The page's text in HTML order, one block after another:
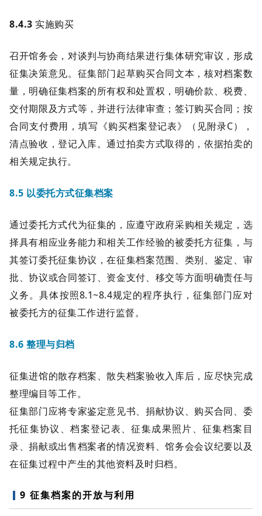
8.4.3 实施购买
召开馆务会，对谈判与协商结果进行集体研究审议，形成
征集决策意见。征集部门起草购买合同文本，核对档案数
量，明确征集档案的所有权和处置权，明确价款、税费、
交付期限及方式等，并进行法律审查；签订购买合同；按
合同支付费用，填写《购买档案登记表》（见附录C），
清点验收，登记入库。通过拍卖方式取得的，依据拍卖的
相关规定执行。
8.5 以委托方式征集档案
通过委托方式代为征集的，应遵守政府采购相关规定，选
择具有相应业务能力和相关工作经验的被委托方征集，与
其签订委托征集协议，在征集档案范围、类别、鉴定、审
批、协议或合同签订、资金支付、移交等方面明确责任与
义务。具体按照8.1~8.4规定的程序执行，征集部门应对
被委托方的征集工作进行监督。
8.6 整理与归档
征集进馆的散存档案、散失档案验收入库后，应尽快完成
整理编目等工作。
征集部门应将专家鉴定意见书、捐献协议、购买合同、委
托征集协议、档案登记表、征集成果照片、征集档案目
录、捐献或出售档案者的情况资料、馆务会会议纪要以及
在征集过程中产生的其他资料及时归档。
9 征集档案的开放与利用